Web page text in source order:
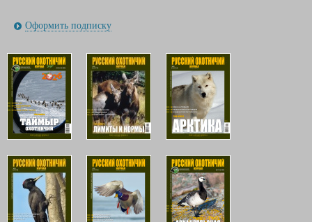
Оформить подписку